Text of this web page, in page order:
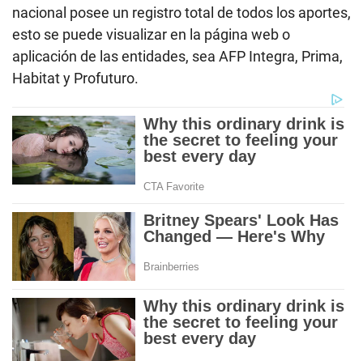
nacional posee un registro total de todos los aportes,
esto se puede visualizar en la página web o
aplicación de las entidades, sea AFP Integra, Prima,
Habitat y Profuturo.